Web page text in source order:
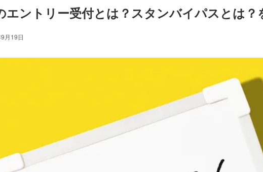
エントリー受付とは？スタンバイパスとは？
月19日